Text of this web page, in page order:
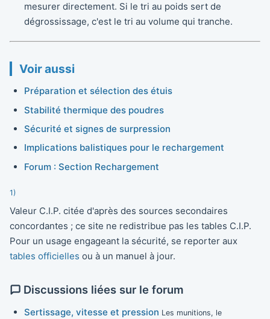
mesurer directement. Si le tri au poids sert de
dégrossissage, c'est le tri au volume qui tranche.
Voir aussi
Préparation et sélection des étuis
Stabilité thermique des poudres
Sécurité et signes de surpression
Implications balistiques pour le rechargement
Forum : Section Rechargement
1)
Valeur C.I.P. citée d'après des sources secondaires
concordantes ; ce site ne redistribue pas les tables C.I.P.
Pour un usage engageant la sécurité, se reporter aux
tables officielles ou à un manuel à jour.
Discussions liées sur le forum
Sertissage, vitesse et pression Les munitions, le